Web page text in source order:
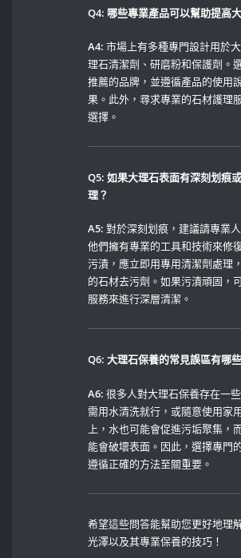
Q4: 哪些專業產品可以幫助提高
A4: 市場上有多種專門設計用於
理石清潔劑、研磨粉和保護劑。
推薦的品牌，並遵循產品的使用
果。此外，尋求專業的石材護理
選擇。
Q5: 如果大理石表面有深刻划痕
理？
A5: 對於深刻划痕，建議請專業
他們擁有專業的工具和技術來修
污漬，應立即用專用清潔劑處理
的石材去污劑。如果污漬頑固，
服務來進行深層清潔。
Q6: ​大理石保養的常見誤區有哪
A6: 很多人對大理石保養存在一
需用水清洗就行，或隨意使用家
上，水也可能會促進污垢聚集，
能會破壞表面。因此，選擇專門
遵循正確的方法至關重要。
希望這些問答能幫助您更好地理
光澤以及其專業保養的技巧！